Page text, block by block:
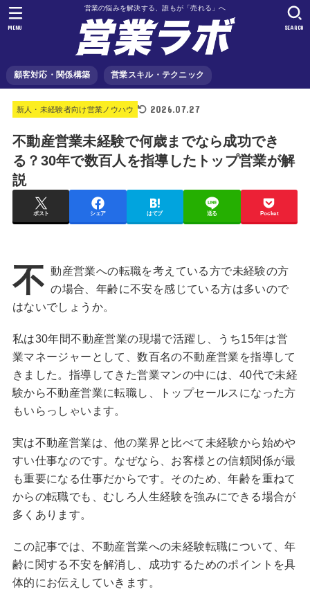
営業の悩みを解決する、誰もが「売れる」へ
顧客対応・関係構築 営業スキル・テクニック
SEARCH
MENU
新人・未経験者向け営業ノウハウ 2026.07.27
不動産営業未経験で何歳までなら成功でき
る？30年で数百人を指導したトップ営業が解
説
ポスト シェア はてブ 送る Pocket
不 動産営業への転職を考えている方で未経験の方
の場合、年齢に不安を感じている方は多いので
はないでしょうか。
私は30年間不動産営業の現場で活躍し、うち15年は営
業マネージャーとして、数百名の不動産営業を指導して
きました。指導してきた営業マンの中には、40代で未経
験から不動産営業に転職し、トップセールスになった方
もいらっしゃいます。
実は不動産営業は、他の業界と比べて未経験から始めや
すい仕事なのです。なぜなら、お客様との信頼関係が最
も重要になる仕事だからです。そのため、年齢を重ねて
からの転職でも、むしろ人生経験を強みにできる場合が
多くあります。
この記事では、不動産営業への未経験転職について、年
齢に関する不安を解消し、成功するためのポイントを具
体的にお伝えしていきます。